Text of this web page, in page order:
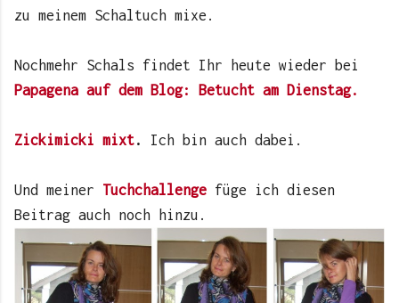
zu meinem Schaltuch mixe.
Nochmehr Schals findet Ihr heute wieder bei
Papagena auf dem Blog: Betucht am Dienstag.
Zickimicki mixt. Ich bin auch dabei.
Und meiner Tuchchallenge füge ich diesen
Beitrag auch noch hinzu.